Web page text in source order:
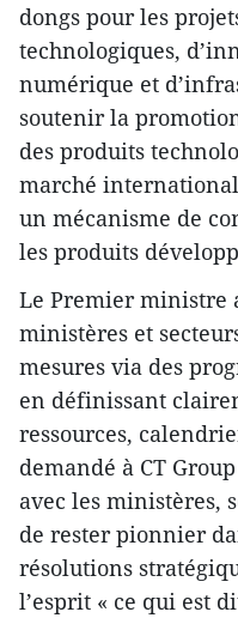
dongs pour les
technologiques,
numérique et
soutenir la
des produits
marché
un mécanisme de
les produits
Le Premier ministre
ministères et
mesures via des
en définissant
ressources,
demandé à CT
avec les ministères,
de rester pionnier
résolutions
l’esprit « ce qui est